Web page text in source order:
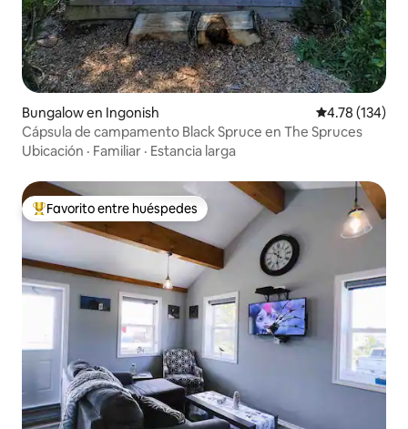
Bungalow en Ingonish Calificación
4.78 (134)
Cápsula de campamento Black Spruce en The Spruces
Ubicación · Familiar · Estancia larga
De los mejores en Favorito entre huéspedes
Favorito entre huéspedes